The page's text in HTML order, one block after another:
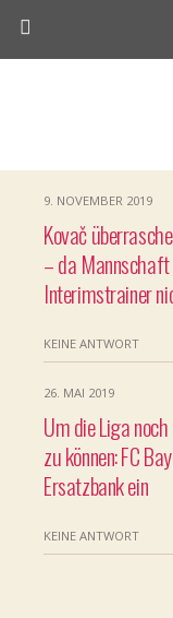
9. NOVEMBER 2019
Kovač
– da
Interimstrainer
KEINE ANTWORT
26. MAI 2019
Um die Liga
zu können: FC
Ersatzbank ein
KEINE ANTWORT